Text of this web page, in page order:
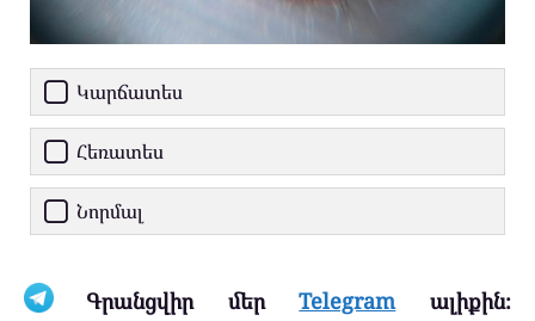
Կարճատես
Հեռատես
Նորմալ
Գրանցվիր մերTelegramալիքին։